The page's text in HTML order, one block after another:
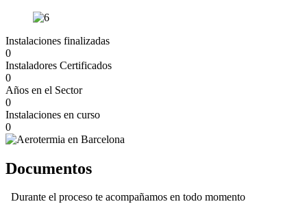
Instalaciones finalizadas​
0
Instaladores Certificados​
0
Años en el Sector
0
Instalaciones en curso
0
Documentos
Durante el proceso te acompañamos en todo momento